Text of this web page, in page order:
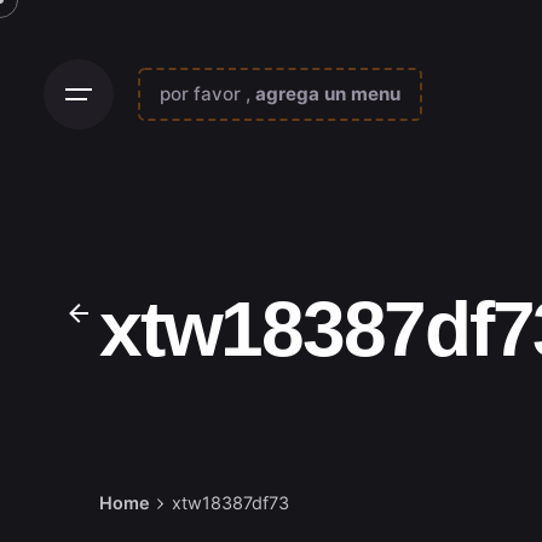
Skip
por favor ,agrega un menu
Home xtw18387df73